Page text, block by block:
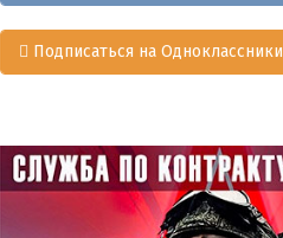
Подписаться на Одноклассники